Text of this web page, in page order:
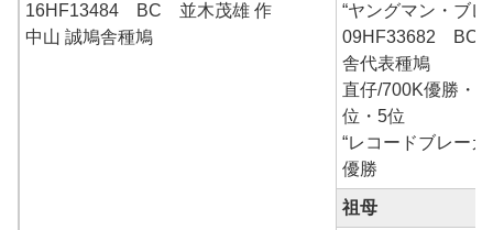
16HF13484 BC 並木茂雄 作
中山 誠鳩舎種鳩
“ヤングマン・ブレ
09HF33682 BC
舎代表種鳩
直仔/700K優勝・
位・5位
“レコードブレー
優勝
祖母